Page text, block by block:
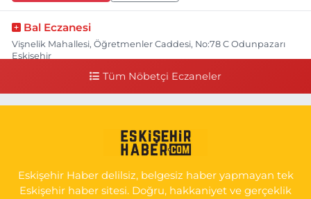
Bal Eczanesi
Vişnelik Mahallesi, Öğretmenler Caddesi, No:78 C Odunpazarı
Eskişehir
0 (222) 225 50 00 Yol Tarifi Al
Gültepe Mahallesi, Halk Caddesi No:107 C Odunpazarı Eskişehir
Yol Tarifi Al
Bizim Eczanesi
Tüm Nöbetçi Eczaneler
Eskişehir Haber delilsiz, belgesiz haber yapmayan tek
Eskişehir haber sitesi. Doğru, hakkaniyet ve gerçeklik